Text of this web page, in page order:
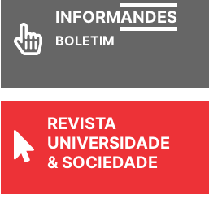
INFORMANDES
BOLETIM
REVISTA
UNIVERSIDADE
& SOCIEDADE